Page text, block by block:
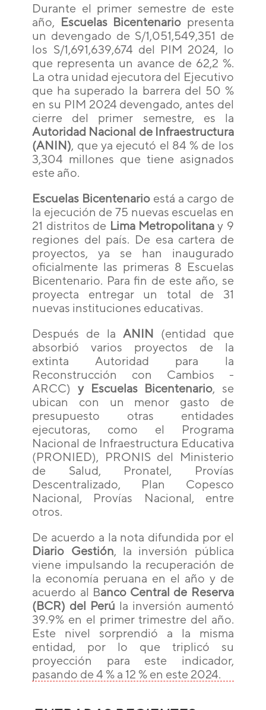
Durante el primer semestre de este
año, Escuelas Bicentenario presenta
un devengado de S/1,051,549,351 de
los S/1,691,639,674 del PIM 2024, lo
que representa un avance de 62,2 %.
La otra unidad ejecutora del Ejecutivo
que ha superado la barrera del 50 %
en su PIM 2024 devengado, antes del
cierre del primer semestre, es la
Autoridad Nacional de Infraestructura
(ANIN), que ya ejecutó el 84 % de los
3,304 millones que tiene asignados
este año.
Escuelas Bicentenario está a cargo de
la ejecución de 75 nuevas escuelas en
21 distritos de Lima Metropolitanay 9
regiones del país. De esa cartera de
proyectos, ya se han inaugurado
oficialmente las primeras 8 Escuelas
Bicentenario. Para fin de este año, se
proyecta entregar un total de 31
nuevas instituciones educativas.
Después de la ANIN (entidad que
absorbió varios proyectos de la
extinta Autoridad para la
Reconstrucción con Cambios -
ARCC) y Escuelas Bicentenario, se
ubican con un menor gasto de
presupuesto otras entidades
ejecutoras, como el Programa
Nacional de Infraestructura Educativa
(PRONIED), PRONIS del Ministerio
de Salud, Pronatel, Provías
Descentralizado, Plan Copesco
Nacional, Provías Nacional, entre
otros.
De acuerdo a la nota difundida por el
Diario Gestión, la inversión pública
viene impulsando la recuperación de
la economía peruana en el año y de
acuerdo al Banco Central de Reserva
(BCR) del Perú la inversión aumentó
39.9% en el primer trimestre del año.
Este nivel sorprendió a la misma
entidad, por lo que triplicó su
proyección para este indicador,
pasando de 4 % a 12 % en este 2024.